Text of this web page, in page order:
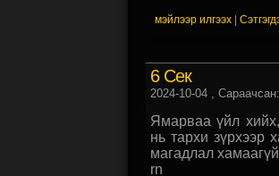
мэйлээр илгээх
6 Сек
2024-10-04,
Ямарваа үйл хийх,
нь тархи зүрхээр
магадлал
rn